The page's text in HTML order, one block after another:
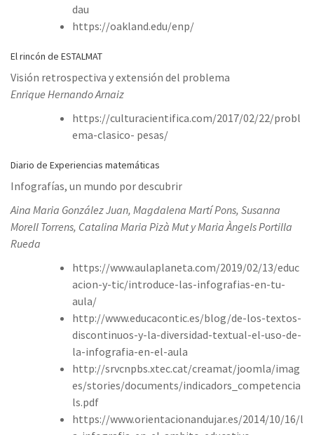
dau
https://oakland.edu/enp/
El rincón de ESTALMAT
Visión retrospectiva y extensión del problema
Enrique Hernando Arnaiz
https://culturacientifica.com/2017/02/22/probl
ema-clasico- pesas/
Diario de Experiencias matemáticas
Infografías, un mundo por descubrir
Aina Maria González Juan, Magdalena Martí Pons, Susanna
Morell Torrens, Catalina Maria Pizà Mut y Maria Àngels Portilla
Rueda
https://www.aulaplaneta.com/2019/02/13/educ
acion-y-tic/introduce-las-infografias-en-tu-
aula/
http://www.educacontic.es/blog/de-los-textos-
discontinuos-y-la-diversidad-textual-el-uso-de-
la-infografia-en-el-aula
http://srvcnpbs.xtec.cat/creamat/joomla/imag
es/stories/documents/indicadors_competencia
ls.pdf
https://www.orientacionandujar.es/2014/10/16/l